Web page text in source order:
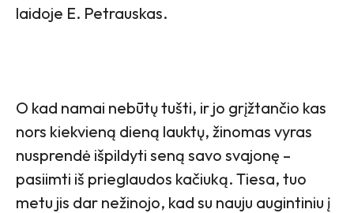
laidoje E. Petrauskas.
O kad namai nebūtų tušti, ir jo grįžtančio kas
nors kiekvieną dieną lauktų, žinomas vyras
nusprendė išpildyti seną savo svajonę –
pasiimti iš prieglaudos kačiuką. Tiesa, tuo
metu jis dar nežinojo, kad su nauju augintiniu į